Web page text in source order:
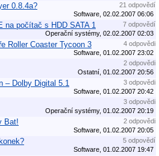
0.8.4a?
21 odpovědí
Software, 02.02.2007 06:06
na počítač s HDD SATA 1
7 odpovědí
Operační systémy, 02.02.2007 02:03
Roller Coaster Tycoon 3
4 odpovědi
Software, 01.02.2007 23:02
2 odpovědi
Ostatní, 01.02.2007 20:56
– Dolby Digital 5.1
3 odpovědi
Software, 01.02.2007 20:42
3 odpovědi
Operační systémy, 01.02.2007 20:19
Bat!
2 odpovědi
Software, 01.02.2007 20:05
5 odpovědí
Software, 01.02.2007 19:47